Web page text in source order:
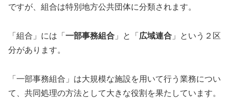
ですが、組合は特別地方公共団体に分類されます。
「組合」には「 一部事務組合 」と「 広域連合 」という２区
分があります。
「一部事務組合」は大規模な施設を用いて行う業務につい
て、共同処理の方法として大きな役割を果たしています。